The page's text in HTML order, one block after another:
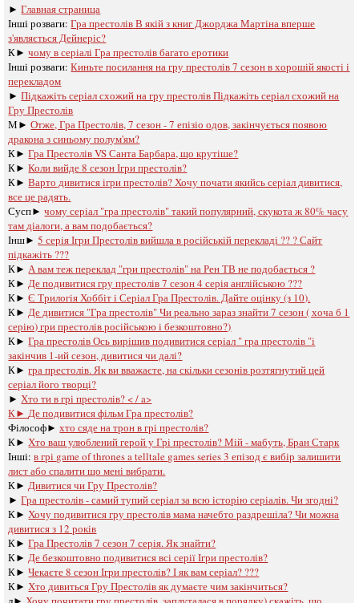
►Главная страница
Інші розваги: ​​Гра престолів В якій з книг Джорджа Мартіна вперше
з'являється Дейнеріс?
К►чому в серіалі Гра престолів багато еротики
Інші розваги: ​​Киньте посилання на гру престолів 7 сезон в хорошій якості і
перекладом
►Підкажіть серіал схожий на гру престолів Підкажіть серіал схожий на
Гру Престолів
М►Отже, Гра Престолів, 7 сезон - 7 епізіо одов, закінчується появою
дракона з синьому полум'ям?
К►Гра Престолів VS Санта Барбара, що крутіше?
К►Коли вийде 8 сезон Ігри престолів?
К►Варто дивитися ігри престолів? Хочу почати якийсь серіал дивитися,
все це радять.
Сусп►чому серіал "гра престолів" такий популярний, скукота ж 80% часу
там діалоги, а вам подобається?
Інш► 5 серія Ігри Престолів вийшла в російській перекладі ?? ? Сайт
підкажіть ???
К► А вам теж переклад "гри престолів" на Рен ТВ не подобається ?
К► Де подивитися гру престолів 7 сезон 4 серія англійською ???
К►Є Трилогія Хоббіт і Серіал Гра Престолів. Дайте оцінку (з 10).
К► Де дивитися "Гра престолів" Чи реально зараз знайти 7 сезон ( хоча б 1
серію) гри престолів російською і безкоштовно?)
К►Гра престолів Ось вирішив подивитися серіал " гра престолів "і
закінчив 1-ий сезон, дивитися чи далі?
К►гра престолів. Як ви вважаєте, на скільки сезонів розтягнутий цей
серіал його творці?
► Хто ти в грі престолів? < / a>
К► Де подивитися фільм Гра престолів?
Філософ►хто сяде на трон в грі престолів?
К► Хто ваш улюблений герой у Грі престолів? Мій - мабуть, Бран Старк
Інші:в грі game of thrones a telltale games series 3 епізод є вибір залишити
лист або спалити що мені вибрати.
К► Дивитися чи Гру Престолів?
►Гра престолів - самий тупий серіал за всю історію серіалів. Чи згодні?
К► Хочу подивитися гру престолів мама начебто раздрешіла? Чи можна
дивитися з 12 років
К►Гра Престолів 7 сезон 7 серія. Як знайти?
К► Де безкоштовно подивитися всі серії Ігри престолів?
К►Чекаєте 8 сезон Ігри престолів? І як вам серіал? ???
К► Хто дивиться Гру Престолів як думаєте чим закінчиться?